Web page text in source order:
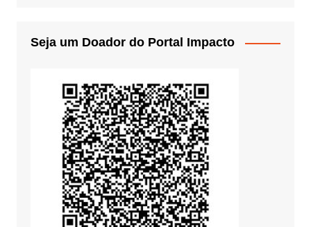
Seja um Doador do Portal Impacto